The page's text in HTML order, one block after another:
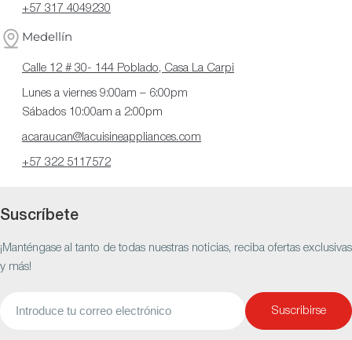
+57 317 4049230
Medellín
Calle 12 # 30- 144 Poblado, Casa La Carpi
Lunes a viernes 9:00am – 6:00pm
Sábados 10:00am a 2:00pm
acaraucan@lacuisineappliances.com
+57 322 5117572
Suscríbete
¡Manténgase al tanto de todas nuestras noticias, reciba ofertas exclusivas
y más!
Suscribirse